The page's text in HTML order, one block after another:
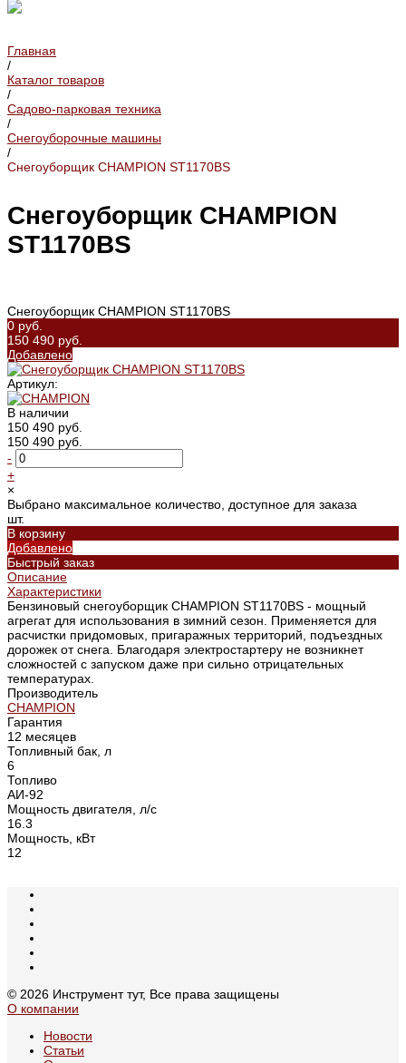
Главная
/
Каталог товаров
/
Садово-парковая техника
/
Снегоуборочные машины
/
Снегоуборщик CHAMPION ST1170BS
Снегоуборщик CHAMPION
ST1170BS
Снегоуборщик CHAMPION ST1170BS
0 руб.
150 490 руб.
Добавлено
Артикул:
В наличии
150 490 руб.
150 490 руб.
-
+
×
Выбрано максимальное количество, доступное для заказа
шт.
В корзину
Добавлено
Быстрый заказ
Описание
Характеристики
Бензиновый снегоуборщик CHAMPION ST1170BS - мощный
агрегат для использования в зимний сезон. Применяется для
расчистки придомовых, пригаражных территорий, подъездных
дорожек от снега. Благодаря электростартеру не возникнет
сложностей с запуском даже при сильно отрицательных
температурах.
Производитель
CHAMPION
Гарантия
12 месяцев
Топливный бак, л
6
Топливо
АИ-92
Мощность двигателя, л/с
16.3
Мощность, кВт
12
© 2026 Инструмент тут, Все права защищены
О компании
Новости
Статьи